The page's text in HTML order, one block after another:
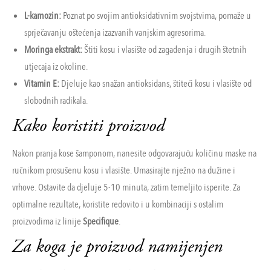
L-karnozin:Poznat po svojim antioksidativnim svojstvima, pomaže u
sprječavanju oštećenja izazvanih vanjskim agresorima.
Moringa ekstrakt:Štiti kosu i vlasište od zagađenja i drugih štetnih
utjecaja iz okoline.
Vitamin E:Djeluje kao snažan antioksidans, štiteći kosu i vlasište od
slobodnih radikala.
Kako koristiti proizvod
Nakon pranja kose šamponom, nanesite odgovarajuću količinu maske na
ručnikom prosušenu kosu i vlasište. Umasirajte nježno na dužine i
vrhove. Ostavite da djeluje 5-10 minuta, zatim temeljito isperite. Za
optimalne rezultate, koristite redovito i u kombinaciji s ostalim
proizvodima iz linijeSpecifique.
Za koga je proizvod namijenjen